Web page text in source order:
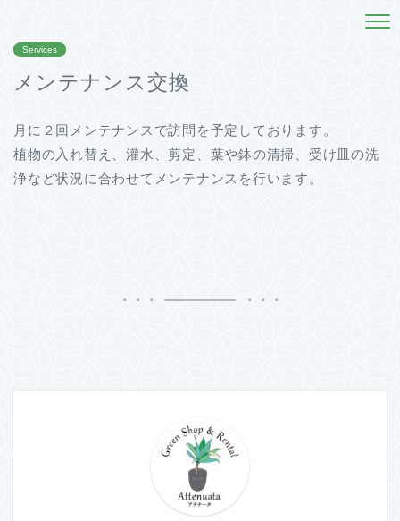
Services
メンテナンス交換
月に２回メンテナンスで訪問を予定しております。
植物の入れ替え、灌水、剪定、葉や鉢の清掃、受け皿の洗
浄など状況に合わせてメンテナンスを行います。